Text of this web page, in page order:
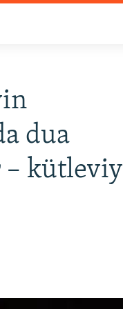
dua
– kütleviy